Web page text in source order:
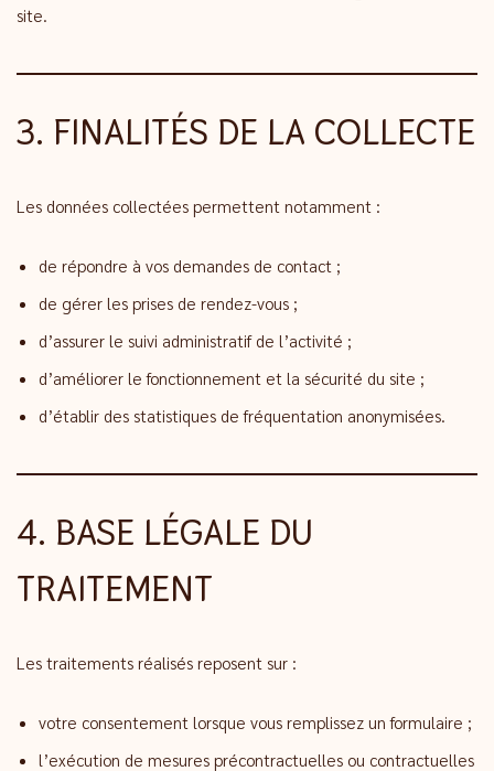
site.
3. FINALITÉS DE LA COLLECTE
Les données collectées permettent notamment :
de répondre à vos demandes de contact ;
de gérer les prises de rendez-vous ;
d’assurer le suivi administratif de l’activité ;
d’améliorer le fonctionnement et la sécurité du site ;
d’établir des statistiques de fréquentation anonymisées.
4. BASE LÉGALE DU
TRAITEMENT
Les traitements réalisés reposent sur :
votre consentement lorsque vous remplissez un formulaire ;
l’exécution de mesures précontractuelles ou contractuelles